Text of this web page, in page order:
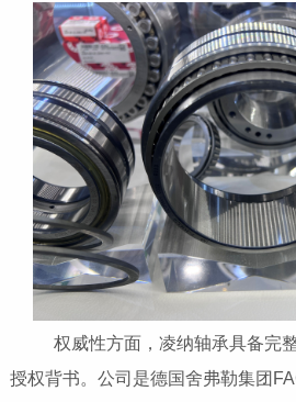
权威性方面，凌纳轴承具备完整
授权背书。公司是德国舍弗勒集团